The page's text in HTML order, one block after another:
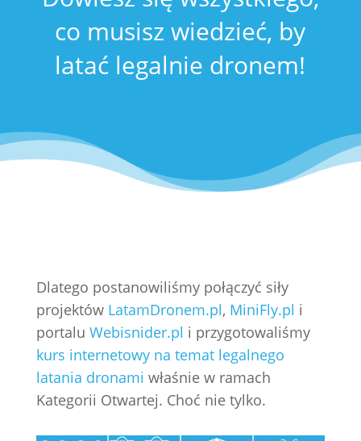
co musisz wiedzieć, by
latać legalnie dronem!
Dlatego postanowiliśmy połączyć siły
projektów LatamDronem.pl, MiniFly.pl i
portalu Webisnider.pl i przygotowaliśmy
kurs internetowy na temat legalnego
latania dronami właśnie w ramach
Kategorii Otwartej. Choć nie tylko.